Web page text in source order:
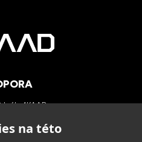
na této
brýle 4KAAD